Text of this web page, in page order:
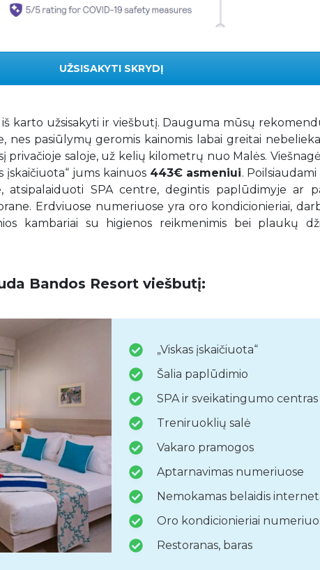
UŽSISAKYTI SKRYDĮ
iš karto užsisakyti ir viešbutį. Dauguma mūsų
pasiūlymų geromis kainomis labai greitai
privačioje saloje, už kelių kilometrų nuo Malės.
įskaičiuota“ jums kainuos 443€ asmeniui.
atsipalaiduoti SPA centre, degintis paplūdimyje ar
Erdviuose numeriuose yra oro kondicionieriai,
kambariai su higienos reikmenimis bei plaukų
Bandos Resort viešbutį:
„Viskas įskaičiuota“
Šalia paplūdimio
SPA ir sveikatingumo centras
Treniruoklių salė
Vakaro pramogos
Aptarnavimas numeriuose
Nemokamas belaidis
Oro kondicionieriai
Restoranas, baras